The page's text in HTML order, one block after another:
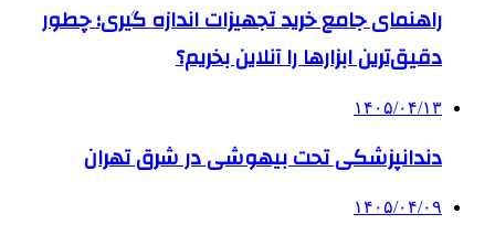
راهنمای جامع خرید تجهیزات اندازه گیری؛ چطور
دقیق‌ترین ابزارها را آنلاین بخریم؟
۱۴۰۵/۰۴/۱۳
دندانپزشکی تحت بیهوشی در شرق تهران
۱۴۰۵/۰۴/۰۹